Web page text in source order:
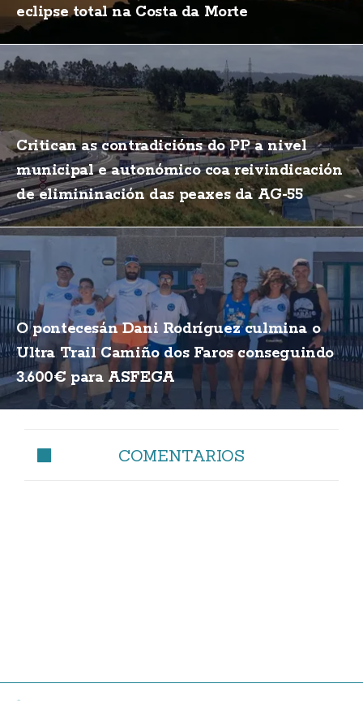
eclipse total na Costa da Morte
Critican as contradicións do PP a nivel
municipal e autonómico coa reivindicación
de elimininación das peaxes da AG-55
O pontecesán Dani Rodríguez culmina o
Ultra Trail Camiño dos Faros conseguindo
3.600€ para ASFEGA
COMENTARIOS